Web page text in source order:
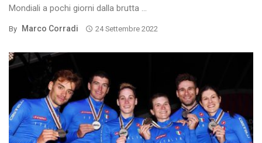
Mondiali a pochi giorni dalla brutta ...
By Marco Corradi 24 Settembre 2022